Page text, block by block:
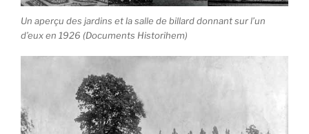
Un aperçu des jardins et la salle de billard donnant sur l’un
d’eux en 1926 (Documents Historihem)